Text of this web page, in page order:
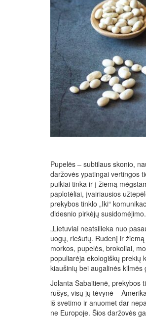
Pupelės – subtilaus skonio,
daržovės ypatingai vertingos
puikiai tinka ir į žiemą
paplotėliai, įvairiausios
prekybos tinklo „Iki“
didesnio pirkėjų susidomėjimo.
„Lietuviai neatsilieka nuo
uogų, riešutų. Rudenį ir
morkos, pupelės, brokoliai,
populiarėja ekologiškų prekių
kiaušinių bei augalinės kilmės
Jolanta Sabaitienė, prekybos
rūšys, visų jų tėvynė –
iš svetimo ir anuomet dar
ne Europoje. Šios daržovės